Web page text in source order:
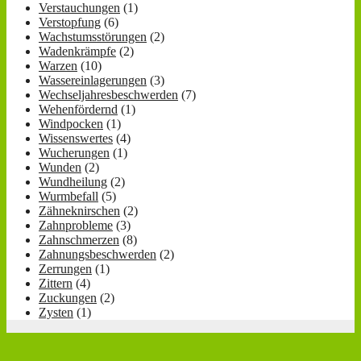
Verstauchungen (1)
Verstopfung (6)
Wachstumsstörungen (2)
Wadenkrämpfe (2)
Warzen (10)
Wassereinlagerungen (3)
Wechseljahresbeschwerden (7)
Wehenfördernd (1)
Windpocken (1)
Wissenswertes (4)
Wucherungen (1)
Wunden (2)
Wundheilung (2)
Wurmbefall (5)
Zähneknirschen (2)
Zahnprobleme (3)
Zahnschmerzen (8)
Zahnungsbeschwerden (2)
Zerrungen (1)
Zittern (4)
Zuckungen (2)
Zysten (1)